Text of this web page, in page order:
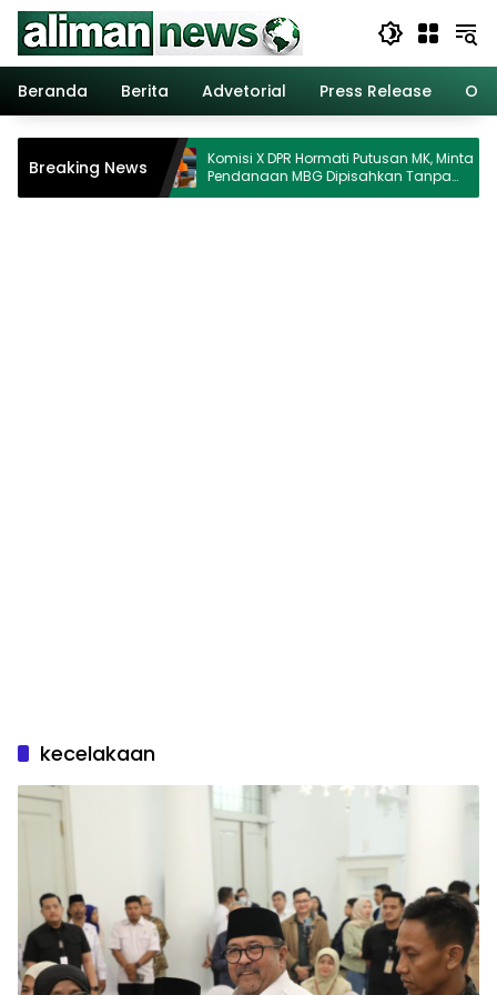
Langsung
konten
Beranda
Berita Advetorial Press Release
Breaking News
untuk
Komisi X DPR Hormati Putusan MK, Minta
Pendanaan MBG Dipisahkan Tanpa
Ganggu Pendidikan
kecelakaan